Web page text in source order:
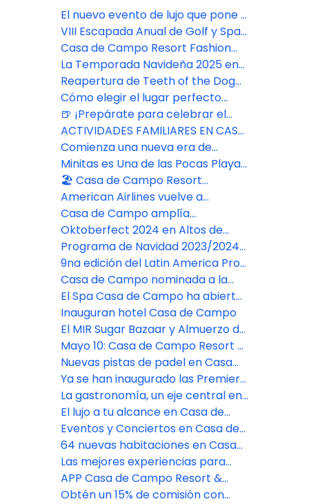
El nuevo evento de lujo que pone a
República Dominicana en el mapa
de la moda - Casa de Campo
Fashion Week
VIII Escapada Anual de Golf y Spa
para Parejas en Casa de Campo
Resort
Casa de Campo Resort Fashion
Week
La Temporada Navideña 2025 en
Casa de Campo Resort ofreció
tradiciones clásicas y experiencias
familiares
Reapertura de Teeth of the Dog
en Casa de Campo Resort
Cómo elegir el lugar perfecto
para una boda en Casa de Campo
Resort & Villas® Resort
🍺 ¡Prepárate para celebrar el
Oktoberfest Chavón!
ACTIVIDADES FAMILIARES EN CASA
DE CAMPO RESORT
Comienza una nueva era de
belleza consciente en The Spa
Casa de Campo Resort
Minitas es Una de las Pocas Playas
Libres de Algas en el Caribe
🏖️ Casa de Campo Resort
presenta su nuevo espacio
familiar en Playa Minitas
American Airlines vuelve a
conectar Miami y La Romana con
un vuelo diario
Casa de Campo amplía
instalaciones con dos nuevas
canchas de pádel
Oktoberfect 2024 en Altos de
Chavón
Programa de Navidad 2023/2024
en Casa de Campo Resort
9na edición del Latin America Pro-
Am listo para llevarse a cabo en
Casa de Campo
Casa de Campo nominada a la
mejor marca de hoteles de lujo
El Spa Casa de Campo ha abierto
sus puertas
Inauguran hotel Casa de Campo
El MIR Sugar Bazaar y Almuerzo de
Dama 2023
Mayo 10: Casa de Campo Resort &
Villas: El destino de bienestar de
lujo
Nuevas pistas de padel en Casa
de Campo Resort
Ya se han inaugurado las Premier
Suites en Casa de Campo Resort
La gastronomía, un eje central en
Casa de Campo Resort
El lujo a tu alcance en Casa de
Campo Resort
Eventos y Conciertos en Casa de
Campo Resort & Villas
64 nuevas habitaciones en Casa
de Campo Resort & Villas
Las mejores experiencias para
grupos en el Caribe
APP Casa de Campo Resort &
Villas
Obtén un 15% de comisión con